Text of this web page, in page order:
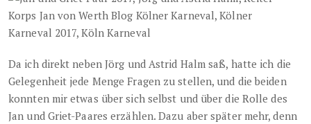
Da ich direkt neben Jörg und Astrid Halm saß, hatte ich die
Gelegenheit jede Menge Fragen zu stellen, und die beiden
konnten mir etwas über sich selbst und über die Rolle des
Jan und Griet-Paares erzählen. Dazu aber später mehr, denn